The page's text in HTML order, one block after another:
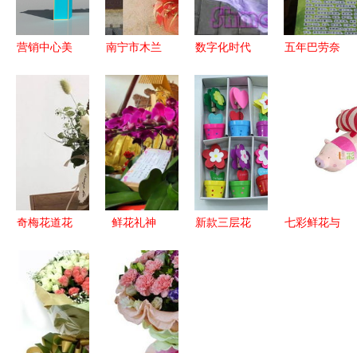
营销中心美
卉礼品如何
精准提升销
售转化
南宁市木兰
花卉热卖促
销分析报告
数字化时代
鲜花礼品与
专递服务的
价值重塑
五年巴劳奈
今年头条礼
品花卉销售
新趋势
奇梅花道花
倒计时 超
多花礼任你
选,让老妈
秒杀隔壁王
鲜花礼神
主殿神前鲜
花接受供养
新款三层花
七彩鲜花与